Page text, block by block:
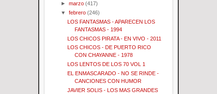
►marzo (417)
▼febrero (246)
LOS FANTASMAS - APARECEN LOS
FANTASMAS - 1994
LOS CHICOS PIRATA - EN VIVO - 2011
LOS CHICOS - DE PUERTO RICO
CON CHAYANNE - 1978
LOS LENTOS DE LOS 70 VOL 1
EL ENMASCARADO - NO SE RINDE -
CANCIONES CON HUMOR
JAVIER SOLIS - LOS MAS GRANDES